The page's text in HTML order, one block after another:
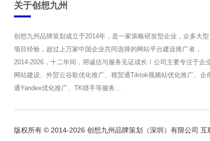
关于创想九州
创想九州品牌策划成立于2014年，是一家策略研发型企业，众多大型
项目经验，超过上万家中国企业共同选择的网站平台建设推广者，
2014-2026，十二年间，用诚信与服务见证成长！公司主要专注于企
网站建设、外贸云谷歌优化推广、视贸通Tiktok视频站优化推广、企
通Yandex优化推广、TK猎手等服务...
版权所有 © 2014-2026 创想九州品牌策划（深圳）有限公司 互